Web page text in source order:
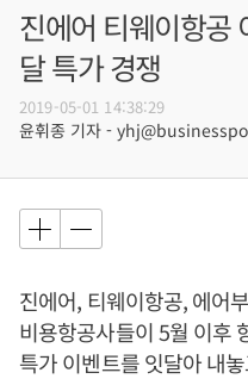
진에어 티웨이항공
달 특가 경쟁
2019-05-01 14:38:29
윤휘종 기자 -
진에어, 티웨이항공, 에어
비용항공사들이 5월 이후
특가 이벤트를 잇달아 내